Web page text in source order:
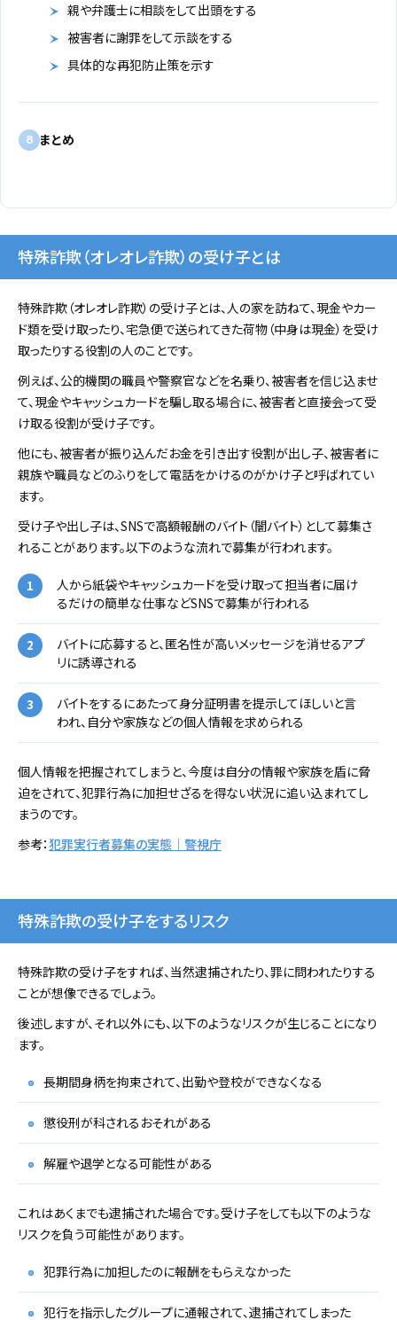
親や弁護士に相談をして出頭をする
被害者に謝罪をして示談をする
具体的な再犯防止策を示す
8 まとめ
特殊詐欺（オレオレ詐欺）の受け子とは
特殊詐欺（オレオレ詐欺）の受け子とは、人の家を訪ねて、現金やカー
ド類を受け取ったり、宅急便で送られてきた荷物（中身は現金）を受け
取ったりする役割の人のことです。
例えば、公的機関の職員や警察官などを名乗り、被害者を信じ込ませ
て、現金やキャッシュカードを騙し取る場合に、被害者と直接会って受
け取る役割が受け子です。
他にも、被害者が振り込んだお金を引き出す役割が出し子、被害者に
親族や職員などのふりをして電話をかけるのがかけ子と呼ばれてい
ます。
受け子や出し子は、SNSで高額報酬のバイト（闇バイト）として募集さ
れることがあります。以下のような流れで募集が行われます。
人から紙袋やキャッシュカードを受け取って担当者に届け
るだけの簡単な仕事などSNSで募集が行われる
バイトに応募すると、匿名性が高いメッセージを消せるアプ
リに誘導される
バイトをするにあたって身分証明書を提示してほしいと言
われ、自分や家族などの個人情報を求められる
個人情報を把握されてしまうと、今度は自分の情報や家族を盾に脅
迫をされて、犯罪行為に加担せざるを得ない状況に追い込まれてし
まうのです。
参考：犯罪実行者募集の実態｜警視庁
特殊詐欺の受け子をするリスク
特殊詐欺の受け子をすれば、当然逮捕されたり、罪に問われたりする
ことが想像できるでしょう。
後述しますが、それ以外にも、以下のようなリスクが生じることになり
ます。
長期間身柄を拘束されて、出勤や登校ができなくなる
懲役刑が科されるおそれがある
解雇や退学となる可能性がある
これはあくまでも逮捕された場合です。受け子をしても以下のような
リスクを負う可能性があります。
犯罪行為に加担したのに報酬をもらえなかった
犯行を指示したグループに通報されて、逮捕されてしまった